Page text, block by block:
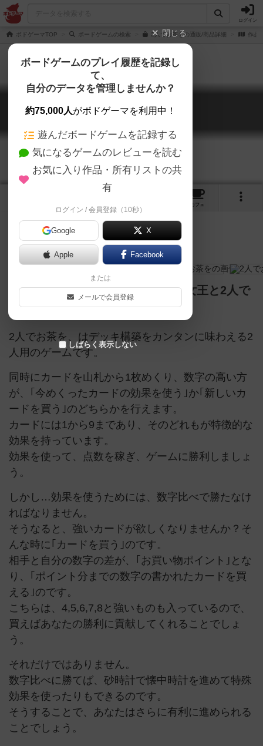
ログイン
ボドゲーマTOP ボードゲームの検索 2人でお茶をの通販/商品詳細 作品
2人でお茶を
Tea for 2
カフェ
デッキ構築の国のアリス、今日も女王と2人で
お茶を。
2人でお茶を、はデッキ構築をカンタンに味わえる2
人用のゲームです。
同時にカードを山札から1枚めくり、数字の高い方
が、｢今めくったカードの効果を使う｣か｢新しいカ
ードを買う｣のどちらかを行えます。
カードには1から9まであり、そのどれもが特徴的な
効果を持っています。
効果を使って、点数を稼ぎ、ゲームに勝利しましょ
う。
しかし…効果を使うためには、数字比べで勝たなけ
ればなりません。
そうなると、強いカードが欲しくなりませんか？そ
んな時に｢カードを買う｣のです。
相手と自分の数字の差が、｢お買い物ポイント｣とな
り、｢ポイント分までの数字の書かれたカードを買
える｣のです。
こちらは、4,5,6,7,8と強いものも入っているので、
買えばあなたの勝利に貢献してくれることでしょ
う。
それだけではありません。
数字比べに勝てば、砂時計で懐中時計を進めて特殊
効果を使ったりもできるのです。
そうすることで、あなたはさらに有利に進められる
ことでしょう。
閉じる
ボードゲームのプレイ履歴を記録し
て、
自分のデータを管理しませんか？
約75,000人がボドゲーマを利用中！
遊んだボードゲームを記録する
気になるゲームのレビューを読む
お気に入り作品・所有リストの共
有
ログイン / 会員登録（10秒）
Google X
Apple Facebook
または
メールで会員登録
しばらく表示しない